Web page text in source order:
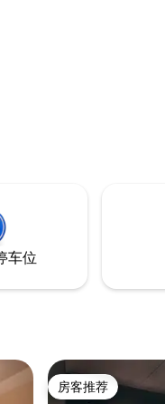
车位
房客推荐
房客推荐